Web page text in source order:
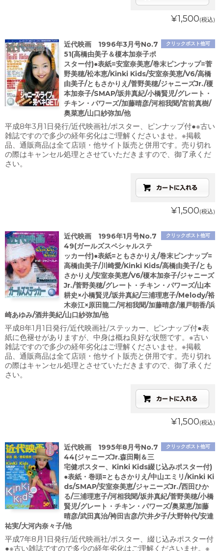
¥1,500(税込)
クリックポスト他可
近代映画 1996年3月号No.7
51(高橋由美子＆榎本加奈子ポ
スター付)●表紙=安室奈美恵/巻末ピンナップ=菅
野美穂/松本恵/Kinki Kids/安室奈美恵/V6/高橋
由美子/ともさかりえ/菅野美穂/ジャニーズJr./榎
本加奈子/SMAP/坂井真紀/小橋賢児/グレート・
チキン・パワーズ/加藤晴彦/河相我聞/宮前真樹/
奥菜恵/山口紗弥加/他
平成8年3月1日発行/近代映画社/ポスター、ピンナップ付●※古い
雑誌ですので多少の経年劣化はご理解くださいませ。※掲載
品、通販商品は全て店頭・他サイト販売と併用です。売り切れ
の際はキャンセル処理とさせていただきますので、御了承くだ
さい。
¥1,500(税込)
クリックポスト他可
近代映画 1996年1月号No.7
49(ガールズスペシャルステ
ッカー付)●表紙=ともさかりえ/巻末ピンナップ=
高橋由美子/川崎愛/Kinki Kids/高橋由美子/とも
さかりえ/安室奈美恵/V6/榎本加奈子/ジャニーズ
Jr./菅野美穂/グレート・チキン・パワーズ/山本
耕史×小橋賢児/坂井真紀/三浦理恵子/Melody/裕
木奈江×原田龍二/河相我聞/加藤晴彦/瀬戸朝香/浜
崎あゆみ/酒井美紀/山口紗弥加/他
平成8年1月1日発行/近代映画社/ステッカー、ピンナップ付●表
紙に色褪せがありますが、中身は概ね良好な状態です。※古い
雑誌ですので多少の経年劣化はご理解くださいませ。※掲載
品、通販商品は全て店頭・他サイト販売と併用です。売り切れ
の際はキャンセル処理とさせていただきますので、御了承くだ
さい。
¥1,500(税込)
クリックポスト他可
近代映画 1995年8月号No.7
44(ジャニーズJr.森田剛＆三
宅健ポスター、Kinki Kids綴じ込みポスター付)
●表紙・巻頭=ともさかりえ/中山エミリ/Kinki Ki
ds/SMAP/安室奈美恵/ジャニーズJr./西田ひか
る/三浦理恵子/河相我聞/坂井真紀/菅野美穂/小橋
賢児/グレート・チキン・パワーズ/奥菜恵/加藤
晴彦/武田真治/袴田吉彦/穴井夕子/大野幹代/安達
祐実/大河内奈々子/他
平成7年8月1日発行/近代映画社/ポスター、綴じ込みポスター付
●※古い雑誌ですので多少の経年劣化はご理解くださいませ。※